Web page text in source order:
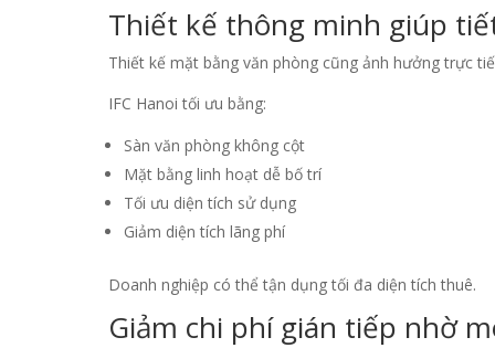
Thiết kế thông minh giúp
Thiết kế mặt bằng văn phòng cũng ảnh hưởng trực
IFC Hanoi tối ưu bằng:
Sàn văn phòng không cột
Mặt bằng linh hoạt dễ bố trí
Tối ưu diện tích sử dụng
Giảm diện tích lãng phí
Doanh nghiệp có thể tận dụng tối đa diện tích thuê.
Giảm chi phí gián tiếp nhờ